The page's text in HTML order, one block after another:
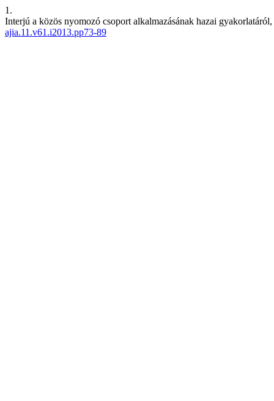
1.
Interjú a közös nyomozó csoport alkalmazásának hazai
ajia.11.v61.i2013.pp73-89